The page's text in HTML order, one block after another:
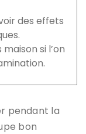
des effets
si l’on
pendant la
bon